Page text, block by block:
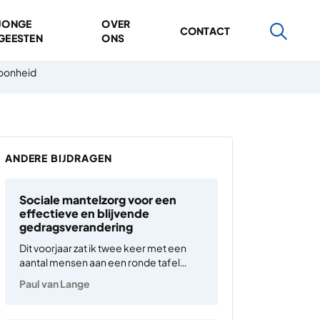
OVER
ONS
CONTACT
ANDERE BIJDRAGEN
Sociale mantelzorg voor een
effectieve en blijvende
gedragsverandering
Dit voorjaar zat ik twee keer met een
aantal mensen aan een ronde tafel
Nationaal Burgerberaad Klimaat in
Paul van Lange